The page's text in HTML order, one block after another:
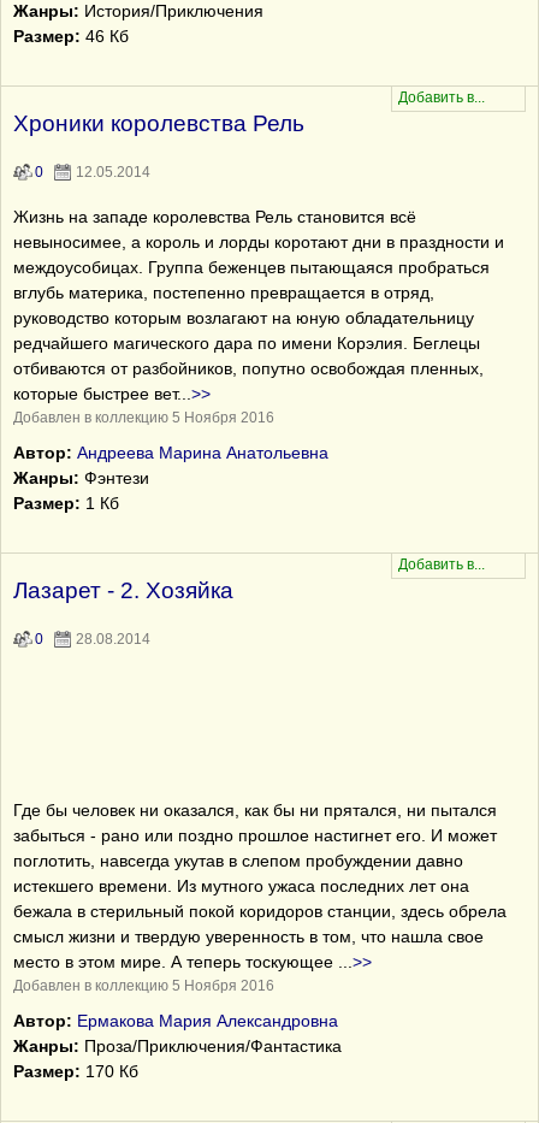
Жанры: История/Приключения
Размер: 46 Кб
Хроники королевства Рель
0 12.05.2014
Жизнь на западе королевства Рель становится всё
невыносимее, а король и лорды коротают дни в праздности и
междоусобицах. Группа беженцев пытающаяся пробраться
вглубь материка, постепенно превращается в отряд,
руководство которым возлагают на юную обладательницу
редчайшего магического дара по имени Корэлия. Беглецы
отбиваются от разбойников, попутно освобождая пленных,
которые быстрее вет... >>
Добавлен в коллекцию 5 Ноября 2016
Автор: Андреева Марина Анатольевна
Жанры: Фэнтези
Размер: 1 Кб
Лазарет - 2. Хозяйка
0 28.08.2014
Где бы человек ни оказался, как бы ни прятался, ни пытался
забыться - рано или поздно прошлое настигнет его. И может
поглотить, навсегда укутав в слепом пробуждении давно
истекшего времени. Из мутного ужаса последних лет она
бежала в стерильный покой коридоров станции, здесь обрела
смысл жизни и твердую уверенность в том, что нашла свое
место в этом мире. А теперь тоскующее
>>
Добавлен в коллекцию 5 Ноября 2016
Автор: Ермакова Мария Александровна
Жанры: Проза/Приключения/Фантастика
Размер: 170 Кб